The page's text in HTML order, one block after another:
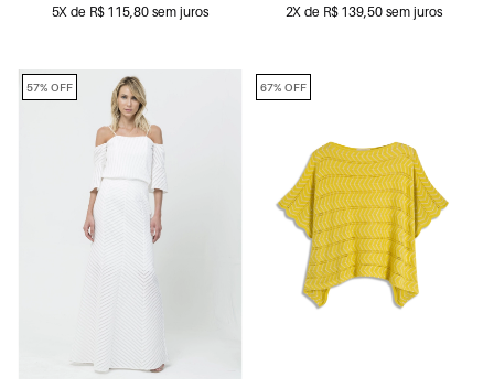
5X de R$ 115,80 sem juros 2X de R$ 139,50 sem juros
57% OFF 67% OFF